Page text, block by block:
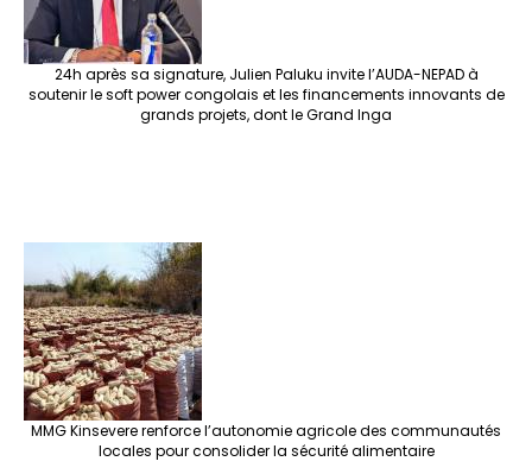
24h après sa signature, Julien Paluku invite l’AUDA-NEPAD à
soutenir le soft power congolais et les financements innovants de
grands projets, dont le Grand Inga
MMG Kinsevere renforce l’autonomie agricole des communautés
locales pour consolider la sécurité alimentaire